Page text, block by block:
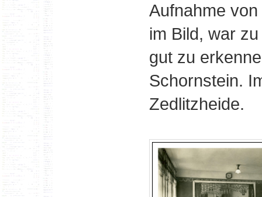
Aufnahme
im Bild, war
gut zu
Schornstein.
Zedlitzheide.